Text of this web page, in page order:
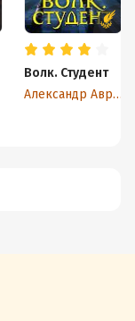
Волк. Студент
Александр Авраменко